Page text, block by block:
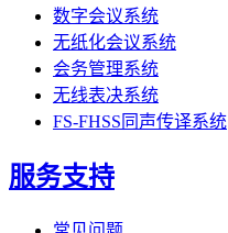
数字会议系统
无纸化会议系统
会务管理系统
无线表决系统
FS-FHSS同声传译系统
服务支持